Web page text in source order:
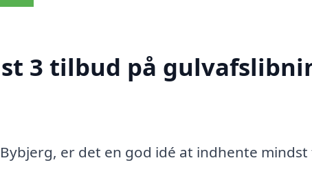
3 tilbud på
er det en god idé at indhente